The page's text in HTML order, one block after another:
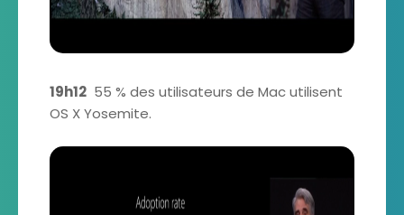
19h12 55 % des utilisateurs de Mac utilisent
OS X Yosemite.